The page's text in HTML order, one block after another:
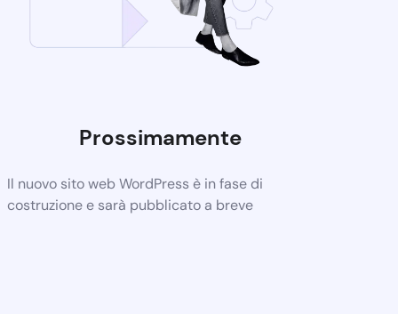
Prossimamente
Il nuovo sito web WordPress è in fase di
costruzione e sarà pubblicato a breve